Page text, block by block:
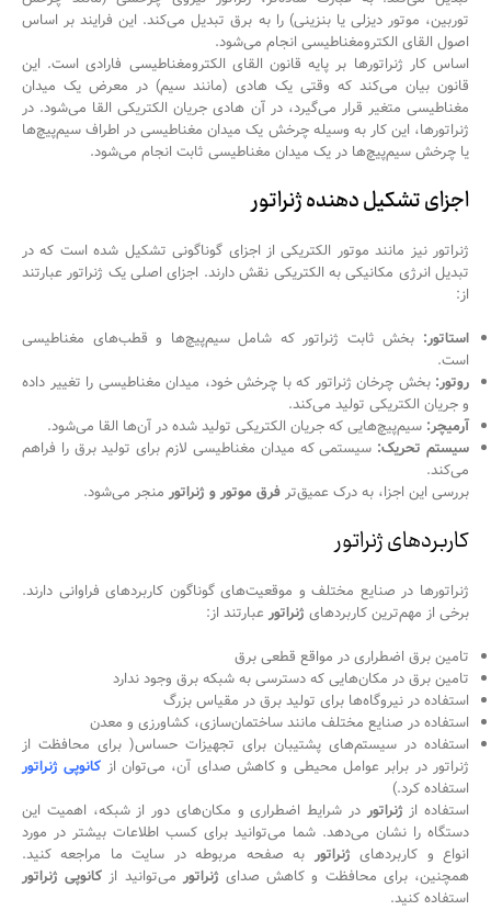
توربین، موتور دیزلی یا بنزینی) را به برق تبدیل می‌کند. این فرایند بر اساس
اصول القای الکترومغناطیسی انجام می‌شود.
اساس کار ژنراتورها بر پایه قانون القای الکترومغناطیسی فارادی است. این
قانون بیان می‌کند که وقتی یک هادی (مانند سیم) در معرض یک میدان
مغناطیسی متغیر قرار می‌گیرد، در آن هادی جریان الکتریکی القا می‌شود. در
ژنراتورها، این کار به وسیله چرخش یک میدان مغناطیسی در اطراف سیم‌پیچ‌ها
یا چرخش سیم‌پیچ‌ها در یک میدان مغناطیسی ثابت انجام می‌شود.
اجزای تشکیل دهنده ژنراتور
ژنراتور نیز مانند موتور الکتریکی از اجزای گوناگونی تشکیل شده است که در
تبدیل انرژی مکانیکی به الکتریکی نقش دارند. اجزای اصلی یک ژنراتور عبارتند
از:
استاتور: بخش ثابت ژنراتور که شامل سیم‌پیچ‌ها و قطب‌های مغناطیسی
است.
روتور: بخش چرخان ژنراتور که با چرخش خود، میدان مغناطیسی را تغییر داده
و جریان الکتریکی تولید می‌کند.
آرمیچر: سیم‌پیچ‌هایی که جریان الکتریکی تولید شده در آن‌ها القا می‌شود.
سیستم تحریک: سیستمی که میدان مغناطیسی لازم برای تولید برق را فراهم
می‌کند.
بررسی این اجزا، به درک عمیق‌ترفرق موتور و ژنراتور منجر می‌شود.
کاربردهای ژنراتور
ژنراتورها در صنایع مختلف و موقعیت‌های گوناگون کاربردهای فراوانی دارند.
برخی از مهم‌ترین کاربردهای ژنراتور عبارتند از:
تامین برق اضطراری در مواقع قطعی برق
تامین برق در مکان‌هایی که دسترسی به شبکه برق وجود ندارد
استفاده در نیروگاه‌ها برای تولید برق در مقیاس بزرگ
استفاده در صنایع مختلف مانند ساختمان‌سازی، کشاورزی و معدن
استفاده در سیستم‌های پشتیبان برای تجهیزات حساس( برای محافظت از
ژنراتور در برابر عوامل محیطی و کاهش صدای آن، می‌توان از کانوپی ژنراتور
استفاده کرد.)
استفاده از ژنراتور در شرایط اضطراری و مکان‌های دور از شبکه، اهمیت این
دستگاه را نشان می‌دهد. شما می‌توانید برای کسب اطلاعات بیشتر در مورد
انواع و کاربردهای ژنراتور به صفحه مربوطه در سایت ما مراجعه کنید.
همچنین، برای محافظت و کاهش صدای ژنراتور می‌توانید از کانوپی ژنراتور
استفاده کنید.